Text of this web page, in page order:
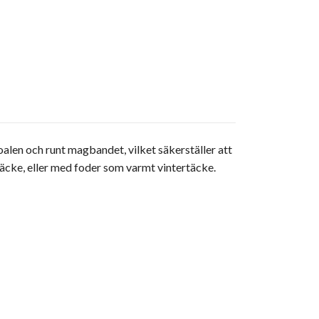
och runt magbandet, vilket säkerställer att
eller med foder som varmt vintertäcke.